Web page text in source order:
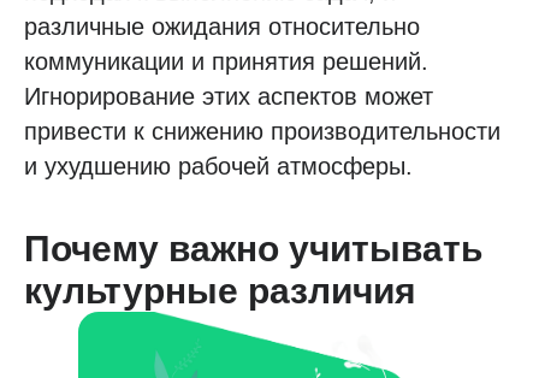
различные ожидания относительно
коммуникации и принятия решений.
Игнорирование этих аспектов может
привести к снижению производительности
и ухудшению рабочей атмосферы.
Почему важно учитывать
культурные различия